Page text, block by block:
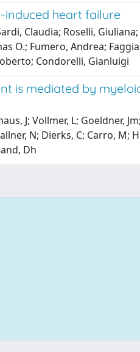
induced heart failure
Claudia; Roselli,
O.; Fumero, Andrea;
Condorelli, Gianluigi
is mediated by
J; Vollmer, L; Goeldner,
N; Dierks, C; Carro, M;
Dh